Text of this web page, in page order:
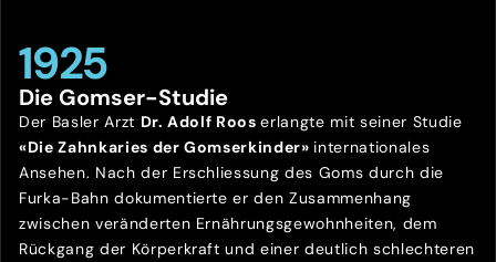
1925
Die Gomser-Studie
Der Basler Arzt Dr. Adolf Rooserlangte mit seiner Studie
«Die Zahnkaries der Gomserkinder» internationales
Ansehen. Nach der Erschliessung des Goms durch die
Furka-Bahn dokumentierte er den Zusammenhang
zwischen veränderten Ernährungsgewohnheiten, dem
Rückgang der Körperkraft und einer deutlich schlechteren